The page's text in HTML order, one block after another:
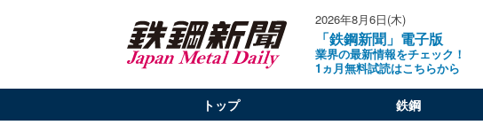
2026年8月6日(木)
「鉄鋼新聞」電子版
業界の最新情報をチェック！
1ヵ月無料試読はこちらから
トップ 鉄鋼